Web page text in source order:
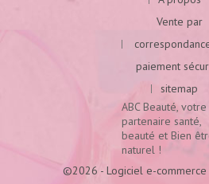
Vente par
paiement
sitemap
ABC Beauté, votre
partenaire santé,
beauté et Bien
naturel !
©2026 - Logiciel e-